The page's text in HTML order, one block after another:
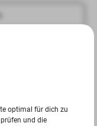
optimal für dich zu
und die